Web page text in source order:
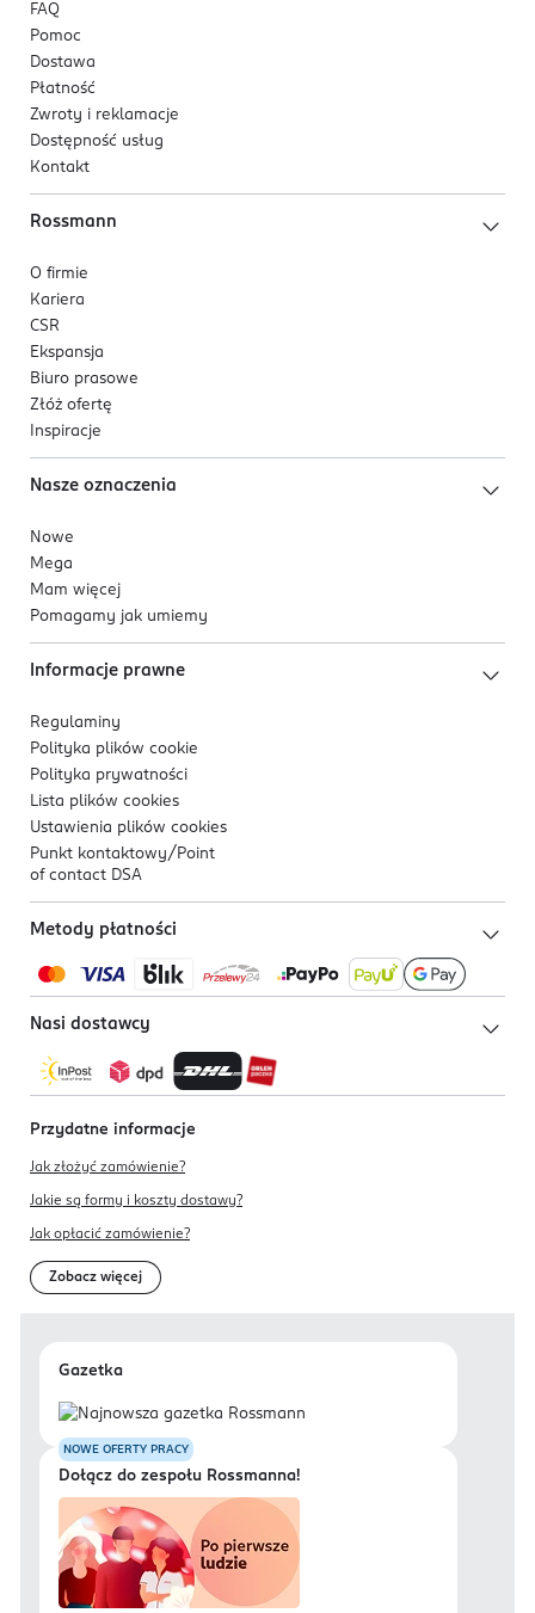
FAQ
Pomoc
Dostawa
Płatność
Zwroty i reklamacje
Dostępność usług
Kontakt
Rossmann
O firmie
Kariera
CSR
Ekspansja
Biuro prasowe
Złóż ofertę
Inspiracje
Nasze oznaczenia
Nowe
Mega
Mam więcej
Pomagamy jak umiemy
Informacje prawne
Regulaminy
Polityka plików cookie
Polityka prywatności
Lista plików cookies
Ustawienia plików cookies
Punkt kontaktowy/ Point
of contact DSA
Metody płatności
Nasi dostawcy
Przydatne informacje
Jak złożyć zamówienie?
Jakie są formy i koszty dostawy?
Jak opłacić zamówienie?
Zobacz więcej
Gazetka
NOWE OFERTY PRACY
Dołącz do zespołu Rossmanna!